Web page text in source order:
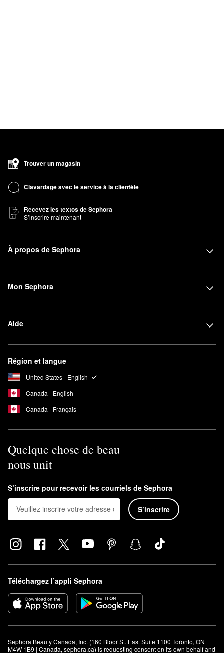
Trouver un magasin
Clavardage avec le service à la clientèle
Recevez les textos de Sephora
S’inscrire maintenant
À propos de Sephora
Mon Sephora
Aide
Région et langue
United States - English
Canada - English
Canada - Français
Quelque chose de beau
nous unit
S’inscrire pour recevoir les courriels de Sephora
S’inscrire
Téléchargez l’appli Sephora
Sephora Beauty Canada, Inc. (160 Bloor St. East Suite 1100 Toronto, ON
M4W 1B9 | Canada, sephora.ca) is requesting consent on its own behalf and